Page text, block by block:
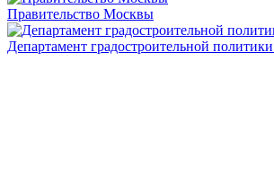
Правительство Москвы
Департамент градостроительной